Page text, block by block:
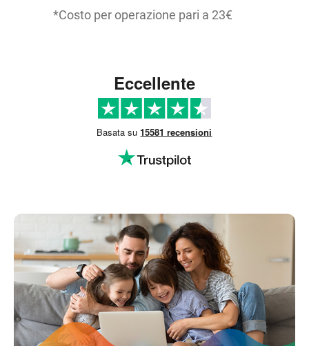
*Costo per operazione pari a 23€
Eccellente
Basata su15581 recensioni